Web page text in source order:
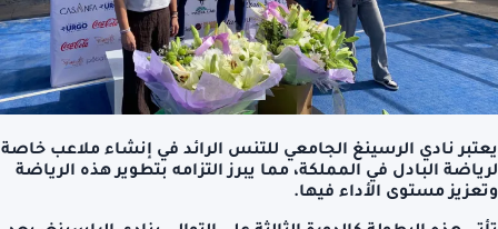
يعتبر نادي الرسينغ الجامعي للتنس الرائد في إنشاء ملاعب خاصة
لرياضة البادل في المملكة، مما يبرز التزامه بتطوير هذه الرياضة
وتعزيز مستوى الأداء فيها.